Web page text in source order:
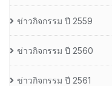
ข่าวกิจกรรม ปี 2559
ข่าวกิจกรรม ปี 2560
ข่าวกิจกรรม ปี 2561